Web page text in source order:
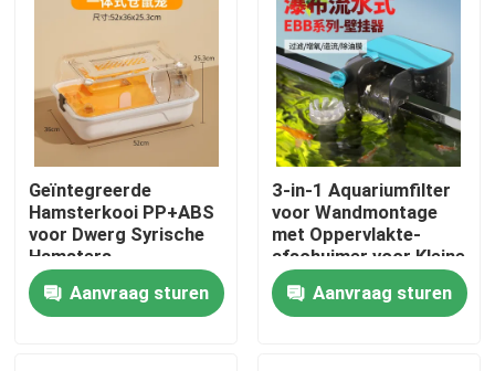
Over ons
Fabrieksreis
Kwaliteitscontrole
Contacteer ons
Geïntegreerde
Hamsterkooi PP+ABS
voor Dwerg Syrische
Hamsters
Aanvraag sturen
3-in-1 Aquariumfilter
voor Wandmontage
met Oppervlakte-
afschuimer voor Kleine
Vistanks
Aanvraag sturen